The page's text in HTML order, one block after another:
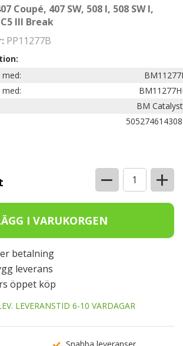
Coupé, 407 SW, 508 I, 508 SW I,
III Break
PP11277B
BM
− +
betalning
leverans
öppet köp
LEVERANSTID 6-10 VARDAGAR